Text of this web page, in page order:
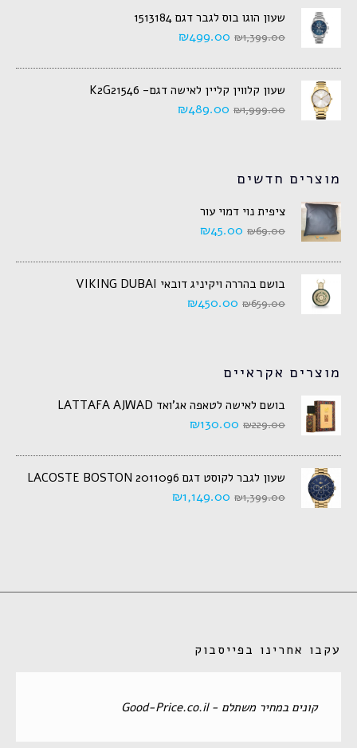
שעון הוגו בוס לגבר דגם 1513184
₪1,399.00
₪499.00
שעון קלווין קליין לאישה דגם- K2G21546
₪1,999.00
₪489.00
מוצרים חדשים
ציפית נוי דמוי עור
₪69.00
₪45.00
בושם בהררה ויקיניג דובאי VIKING DUBAI
₪659.00
₪450.00
מוצרים אקראיים
בושם לאישה לטאפה אג'ואד LATTAFA AJWAD
₪229.00
₪130.00
שעון לגבר לקוסט דגם 2011096 LACOSTE BOSTON
₪1,399.00
₪1,149.00
עקבו אחרינו בפייסבוק
‏קונים במחיר משתלם - Good-Price.co.il‏